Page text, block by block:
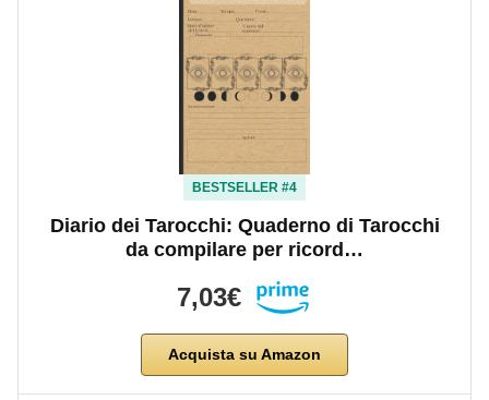
BESTSELLER #4
Diario dei Tarocchi: Quaderno di Tarocchi
da compilare per ricord…
7,03€
Acquista su Amazon